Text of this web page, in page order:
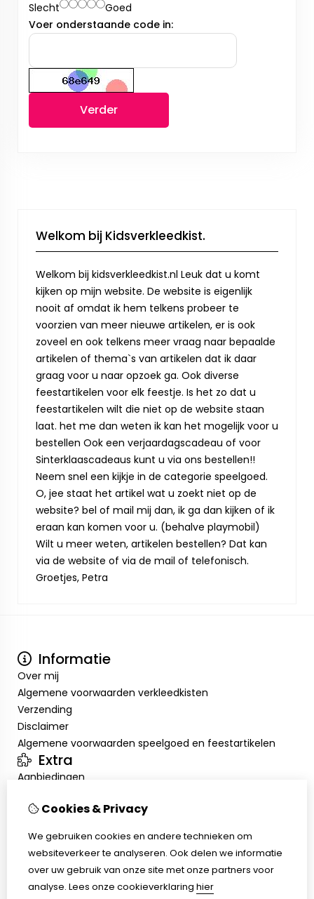
Slecht
Goed
Voer onderstaande code in:
Verder
Welkom bij Kidsverkleedkist.
Welkom bij kidsverkleedkist.nl Leuk dat u komt
kijken op mijn website. De website is eigenlijk
nooit af omdat ik hem telkens probeer te
voorzien van meer nieuwe artikelen, er is ook
zoveel en ook telkens meer vraag naar bepaalde
artikelen of thema`s van artikelen dat ik daar
graag voor u naar opzoek ga. Ook diverse
feestartikelen voor elk feestje. Is het zo dat u
feestartikelen wilt die niet op de website staan
laat. het me dan weten ik kan het mogelijk voor u
bestellen Ook een verjaardagscadeau of voor
Sinterklaascadeaus kunt u via ons bestellen!!
Neem snel een kijkje in de categorie speelgoed.
O, jee staat het artikel wat u zoekt niet op de
website? bel of mail mij dan, ik ga dan kijken of ik
eraan kan komen voor u. (behalve playmobil)
Wilt u meer weten, artikelen bestellen? Dat kan
via de website of via de mail of telefonisch.
Groetjes, Petra
Informatie
Over mij
Algemene voorwaarden verkleedkisten
Verzending
Disclaimer
Algemene voorwaarden speelgoed en feestartikelen
Extra
Aanbiedingen
Inloggen
Verlanglijst
Klantenservice
Retourneren
Cookies & Privacy
We gebruiken cookies en andere technieken om
websiteverkeer te analyseren. Ook delen we informatie
over uw gebruik van onze site met onze partners voor
analyse. Lees onze cookieverklaring hier